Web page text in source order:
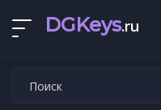
DGKeys.ru